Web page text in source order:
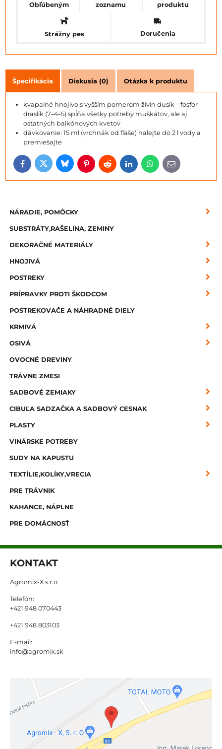
Obľúbeným
zoznamu
produktu
Strážny pes Doručenia
Špecifikácia Diskusia (0) Otázka k produktu
kvapalné hnojivo s vyšším pomerom živín dusík – fosfor –
draslík (7–4–5) spĺňa všetky potreby muškátov, ale aj
ostatných balkónových kvetov
dávkovanie: 15 ml (vrchnák od fľaše) nalejte do 2 l vody a
premiešajte
FacebookTwitterBlueskyPinterestRedditLinkedInWhatsApp
E-
mail
NÁRADIE, POMÔCKY
SUBSTRÁTY,RAŠELINA, ZEMINY
DEKORAČNÉ MATERIÁLY
HNOJIVÁ
POSTREKY
PRÍPRAVKY PROTI ŠKODCOM
POSTREKOVAČE A NÁHRADNÉ DIELY
KRMIVÁ
OSIVÁ
OVOCNÉ DREVINY
TRÁVNE ZMESI
SADBOVÉ ZEMIAKY
CIBUĽA SADZAČKA A SADBOVÝ CESNAK
PLASTY
VINÁRSKE POTREBY
SUDY NA KAPUSTU
TEXTÍLIE,KOLÍKY,VRECIA
PRE TRÁVNIK
KAHANCE, NÁPLNE
PRE DOMÁCNOSŤ
KONTAKT
Agromix-X s.r.o
Telefón:
+421 948 070443
+421 948 803103
E-mail:
info@agromix.sk